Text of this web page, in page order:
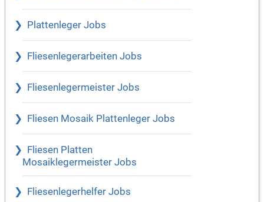
Plattenleger Jobs
Fliesenlegerarbeiten Jobs
Fliesenlegermeister Jobs
Fliesen Mosaik Plattenleger Jobs
Fliesen Platten
Mosaiklegermeister Jobs
Fliesenlegerhelfer Jobs